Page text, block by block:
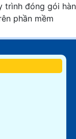
trình đóng gói
phần mềm